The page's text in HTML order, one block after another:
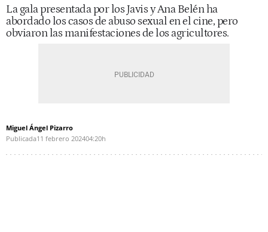
La gala presentada por los Javis y Ana Belén ha
abordado los casos de abuso sexual en el cine, pero
obviaron las manifestaciones de los agricultores.
Miguel Ángel Pizarro
Publicada11 febrero 202404:20h